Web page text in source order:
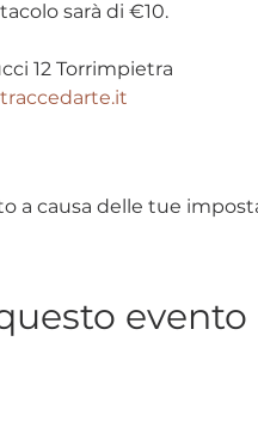
sarà di €10.
12 Torrimpietra
a causa delle tue
evento